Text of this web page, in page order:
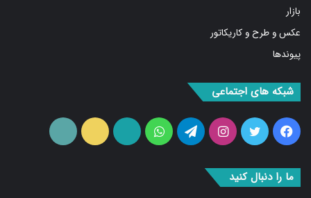
بازار
عکس و طرح و کاریکاتور
پیوندها
شبکه های اجتماعی
فیس
توییتر اینستاگرامتلگرام واتس
آپارات ایتا
ما را دنبال کنید